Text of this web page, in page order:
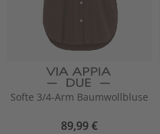
Softe 3/4-Arm Baumwollbluse
89,99 €